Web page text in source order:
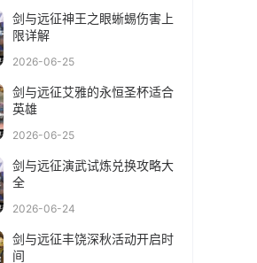
剑与远征神王之眼蜥蜴伤害上
限详解
2026-06-25
剑与远征艾雅的永恒圣杯适合
英雄
2026-06-25
剑与远征演武试炼兑换攻略大
全
2026-06-24
剑与远征丰饶深秋活动开启时
间